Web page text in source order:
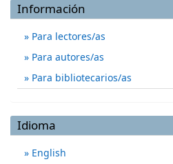
Información
Para lectores/as
Para autores/as
Para bibliotecarios/as
Idioma
English